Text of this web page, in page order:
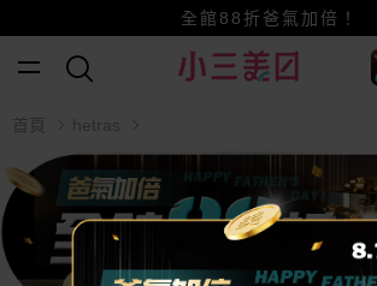
小三美日x全支付~美幣+全點折
全館88折爸氣加倍！
首頁 hetras